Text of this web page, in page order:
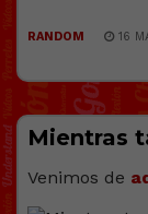
RANDOM 16
Mientras
Venimos de